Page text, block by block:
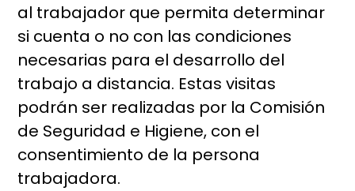
al trabajador que permita determinar
si cuenta o no con las condiciones
necesarias para el desarrollo del
trabajo a distancia. Estas visitas
podrán ser realizadas por la Comisión
de Seguridad e Higiene, con el
consentimiento de la persona
trabajadora.